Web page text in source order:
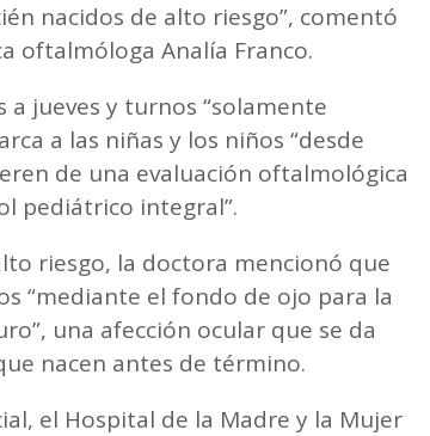
nacidos de alto riesgo”, comentó
oftalmóloga Analía Franco.
jueves y turnos “solamente
a las niñas y los niños “desde
de una evaluación oftalmológica
pediátrico integral”.
riesgo, la doctora mencionó que
“mediante el fondo de ojo para la
una afección ocular que se da
nacen antes de término.
el Hospital de la Madre y la Mujer